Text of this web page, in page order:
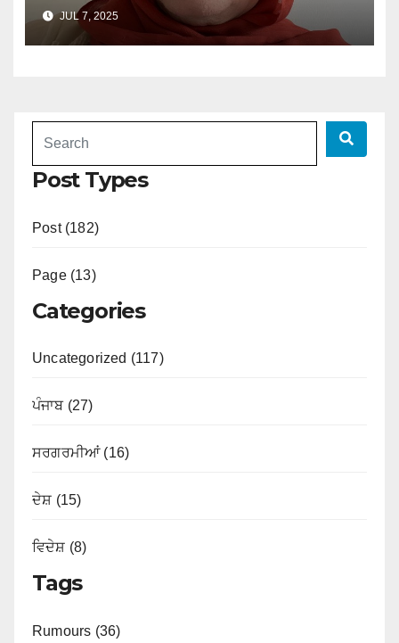
JUL 7, 2025
Post Types
Post (182)
Page (13)
Categories
Uncategorized (117)
ਪੰਜਾਬ (27)
ਸਰਗਰਮੀਆਂ (16)
ਦੇਸ਼ (15)
ਵਿਦੇਸ਼ (8)
Tags
Rumours (36)